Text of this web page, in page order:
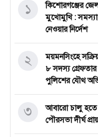
কি‌শোরগঞ্জের
মুখোমুখি : সমস্যা
নেওয়ার নির্দেশ
১
ময়মন‌সিং‌হে
৮ সদস্য গ্রেফতার
পুলিশের যৌথ
২
আবারো চালু হতে
পৌরসভা দীর্ঘ
৩